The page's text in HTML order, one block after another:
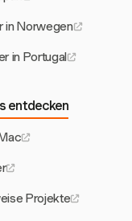
in Norwegen
in Portugal
entdecken
Projekte